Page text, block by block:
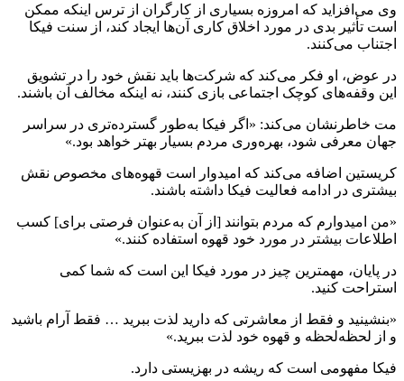
وی می‌افزاید که امروزه بسیاری از کارگران از ترس اینکه ممکن
است تأثیر بدی در مورد اخلاق کاری آن‌ها ایجاد کند، از سنت فیکا
اجتناب می‌کنند.
در عوض، او فکر می‌کند که شرکت‌ها باید نقش خود را در تشویق
این وقفه‌های کوچک اجتماعی بازی کنند، نه اینکه مخالف آن باشند.
مت خاطرنشان می‌کند: «اگر فیکا به‌طور گسترده‌تری در سراسر
جهان معرفی شود، بهره‌وری مردم بسیار بهتر خواهد بود.»
کریستین اضافه می‌کند که امیدوار است قهوه‌های مخصوص نقش
بیشتری در ادامه فعالیت فیکا داشته باشند.
«من امیدوارم که مردم بتوانند [از آن به‌عنوان فرصتی برای] کسب
اطلاعات بیشتر در مورد خود قهوه استفاده کنند.»
در پایان، مهمترین چیز در مورد فیکا این است که شما کمی
استراحت کنید.
«بنشینید و فقط از معاشرتی که دارید لذت ببرید … فقط آرام باشید
و از لحظه‌لحظه و قهوه خود لذت ببرید.»
فیکا مفهومی است که ریشه در بهزیستی دارد.